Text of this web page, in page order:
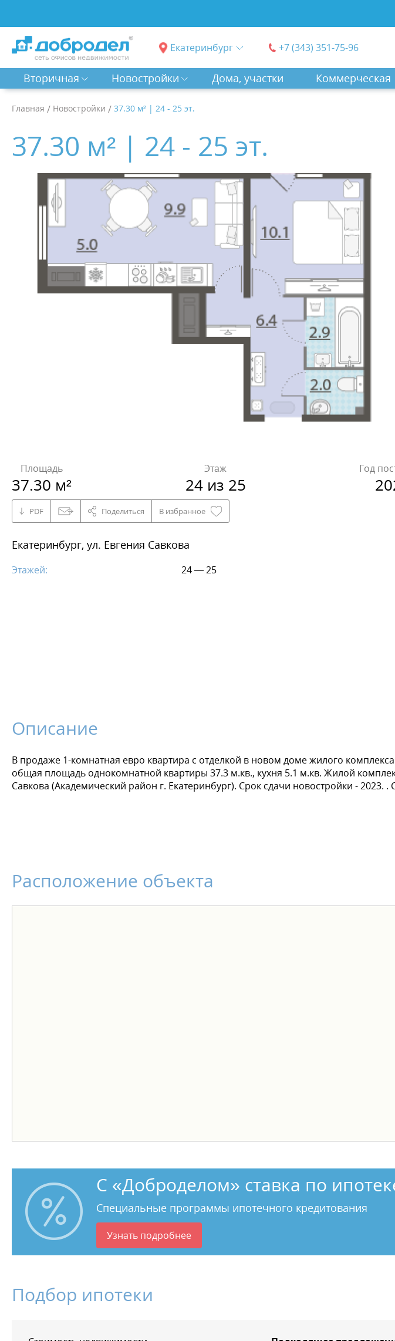
Екатеринбург +7 (343) 351-75-96
Вторичная Новостройки Дома, участки Коммерческая
Главная / Новостройки / 37.30 м² | 24 - 25 эт.
37.30 м² | 24 - 25 эт.
Площадь
37.30 м²
Этаж
24 из 25
Год
PDF Поделиться В избранное
Екатеринбург, ул. Евгения Савкова
Этажей: 24 — 25
Описание
В продаже 1-комнатная евро квартира с отделкой в новом доме жилого
общая площадь однокомнатной квартиры 37.3 м.кв., кухня 5.1 м.кв. Жилой
Савкова (Академический район г. Екатеринбург). Срок сдачи новостройки - 2023.
Расположение объекта
С «Доброделом» ставка по
Специальные программы ипотечного кредитования
Узнать подробнее
Подбор ипотеки